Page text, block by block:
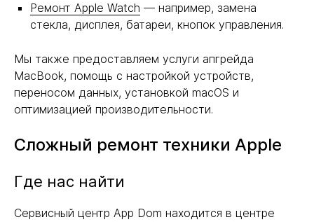
Ремонт Apple Watch — например, замена
стекла, дисплея, батареи, кнопок управления.
Мы также предоставляем услуги апгрейда
MacBook, помощь с настройкой устройств,
переносом данных, установкой macOS и
оптимизацией производительности.
Сложный ремонт техники Apple
Где нас найти
Сервисный центр App Dom находится в центре